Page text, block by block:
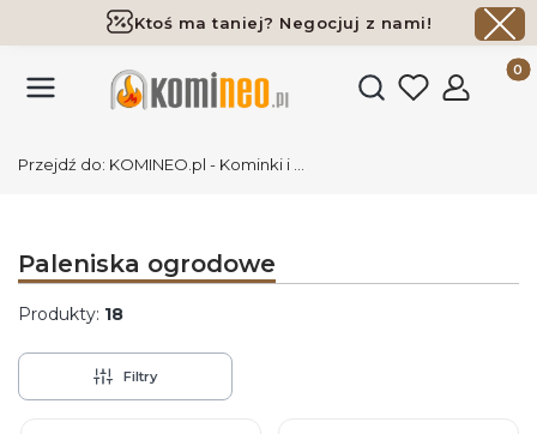
Ktoś ma taniej? Negocjuj z nami!
Darmowa dostawa już od 700 zł
Otwórz
Przejdź do: KOMINEO.pl - Kominki i akcesoria
Paleniska ogrodowe
Produkty: 18
Filtry